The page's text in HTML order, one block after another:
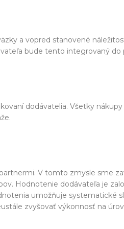
a vopred stanovené
bude tento integrovaný
dodávatelia. Všetky
V tomto zmysle sme
Hodnotenie dodávateľa je
umožňuje systematické
zvyšovať výkonnosť na